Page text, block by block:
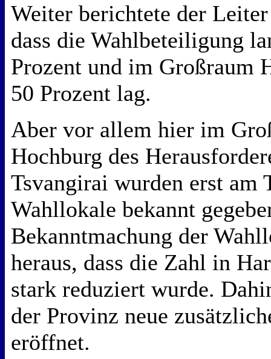
Weiter berichtete der
dass die Wahlbeteiligung
Prozent und im Großraum
50 Prozent lag.
Aber vor allem hier im
Hochburg des
Tsvangirai wurden erst am
Wahllokale bekannt
Bekanntmachung der
heraus, dass die Zahl in
stark reduziert wurde.
der Provinz neue
eröffnet.